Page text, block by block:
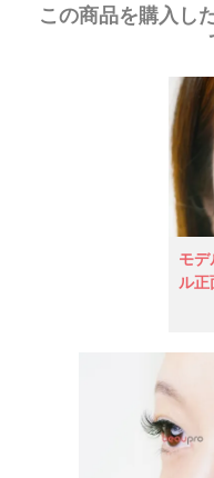
この商品を購入し
モ
ル正